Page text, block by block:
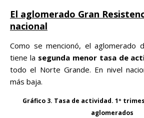
El aglomerado Gran
nacional
Como se mencionó, el aglomerado
tiene la segunda menor tasa de
todo el Norte Grande. En nivel
más baja.
Gráfico 3. Tasa de actividad. 1º
aglomerados